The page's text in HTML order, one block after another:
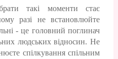
такі моменти стає
разі не встановлюйте
- це головний поглинач
людських відносин. Не
спілкування спільним